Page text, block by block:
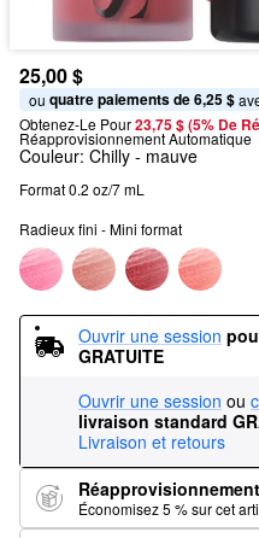
25,00 $
ou quatre paiements de 6,25 $
Obtenez-Le Pour23,75 $ (5% De
Réapprovisionnement Automatique
Couleur: Chilly - mauve
Format 0.2 oz/7 mL
Radieux fini - Mini format
Ouvrir une session
GRATUITE
Ouvrir une session ou
livraison standard
Livraison et retours
Économisez 5 % sur cet